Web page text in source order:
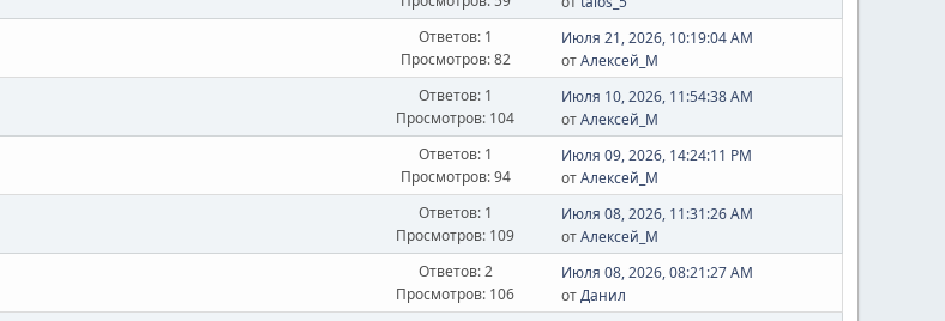
Ответов: 1
Просмотров: 82
Июля 21, 2026, 10:19:04 AM
отАлексей_М
Ответов: 1
Просмотров: 104
Июля 10, 2026, 11:54:38 AM
отАлексей_М
Ответов: 1
Просмотров: 94
Июля 09, 2026, 14:24:11 PM
отАлексей_М
Ответов: 1
Просмотров: 109
Июля 08, 2026, 11:31:26 AM
отАлексей_М
Ответов: 2
Просмотров: 106
Июля 08, 2026, 08:21:27 AM
отДанил